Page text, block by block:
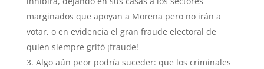
marginados que apoyan a Morena pero no irán a
votar, o en evidencia el gran fraude electoral de
quien siempre gritó ¡fraude!
Algo aún peor podría suceder: que los criminales